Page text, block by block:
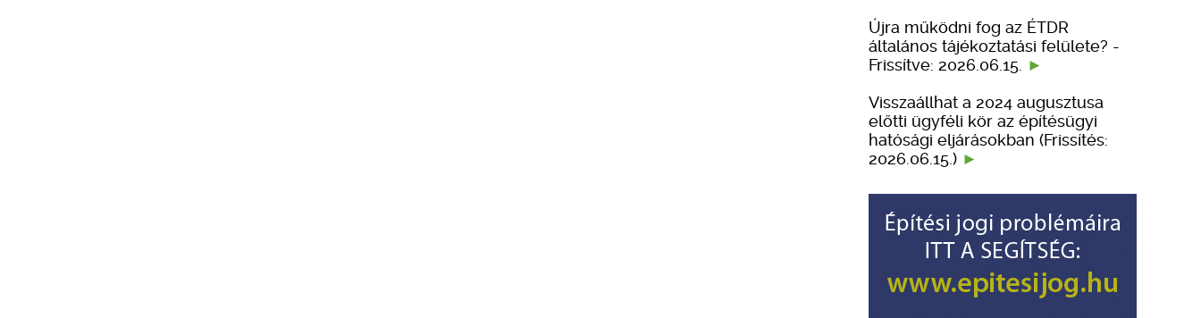
Újra működni fog az ÉTDR
általános tájékoztatási felülete? -
Frissítve: 2026.06.15.
Visszaállhat a 2024 augusztusa
előtti ügyféli kör az építésügyi
hatósági eljárásokban (Frissítés:
2026.06.15.)